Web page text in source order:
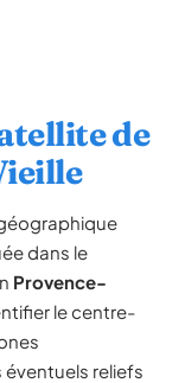
de
dans le
Provence-
le centre-
éventuels reliefs